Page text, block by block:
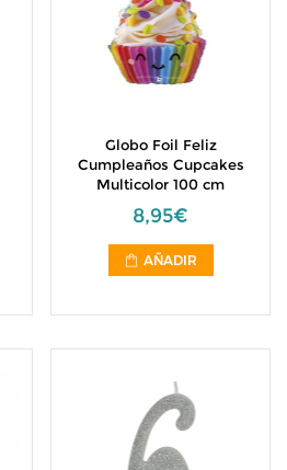
Globo Foil Feliz
Cumpleaños Cupcakes
Multicolor 100 cm
8,95€
AÑADIR